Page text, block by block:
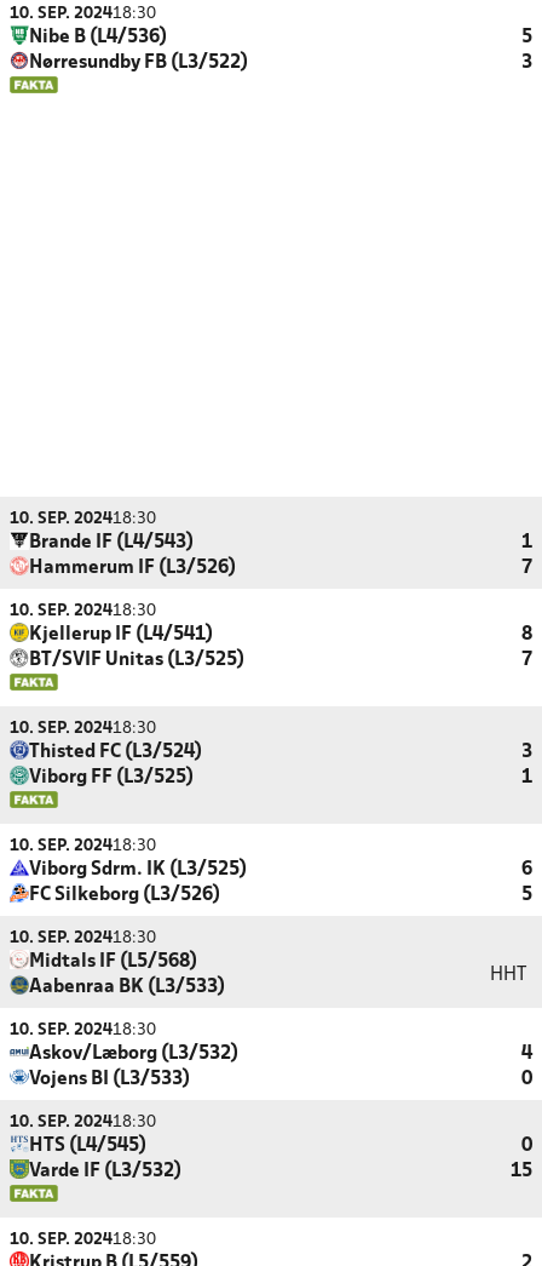
10. SEP. 202418:30
Nibe B (L4/536)
5
Nørresundby FB (L3/522)
3
10. SEP. 202418:30
Brande IF (L4/543)
1
Hammerum IF (L3/526)
7
10. SEP. 202418:30
Kjellerup IF (L4/541)
8
BT/SVIF Unitas (L3/525)
7
10. SEP. 202418:30
Thisted FC (L3/524)
3
Viborg FF (L3/525)
1
10. SEP. 202418:30
Viborg Sdrm. IK (L3/525)
6
FC Silkeborg (L3/526)
5
10. SEP. 202418:30
Midtals IF (L5/568)
Aabenraa BK (L3/533)
HHT
10. SEP. 202418:30
Askov/Læborg (L3/532)
4
Vojens BI (L3/533)
0
10. SEP. 202418:30
HTS (L4/545)
0
Varde IF (L3/532)
15
10. SEP. 202418:30